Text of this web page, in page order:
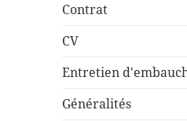
Contrat
CV
Entretien
Généralités